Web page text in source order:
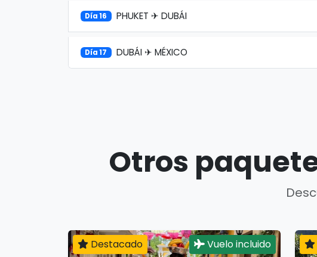
Día 16 PHUKET ✈ DUBÁI
Día 17 DUBÁI ✈ MÉXICO
Otros
Destacado Vuelo incluido